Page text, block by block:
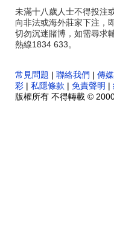
未滿十八歲人士不得投注
向非法或海外莊家下注，
切勿沉迷賭博，如需尋求
熱線1834 633。
常見問題 | 聯絡我們 | 傳
彩 | 私隱條款 | 免責聲明 |
版權所有 不得轉載 ©